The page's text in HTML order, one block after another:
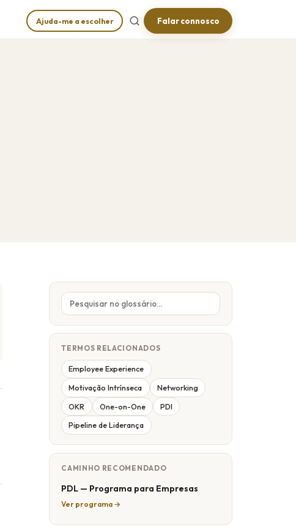
Ajuda-me a escolher Falar connosco
TERMOS RELACIONADOS
Employee Experience
Motivação Intrínseca Networking
OKR One-on-One PDI
Pipeline de Liderança
CAMINHO RECOMENDADO
PDL — Programa para Empresas
Ver programa →